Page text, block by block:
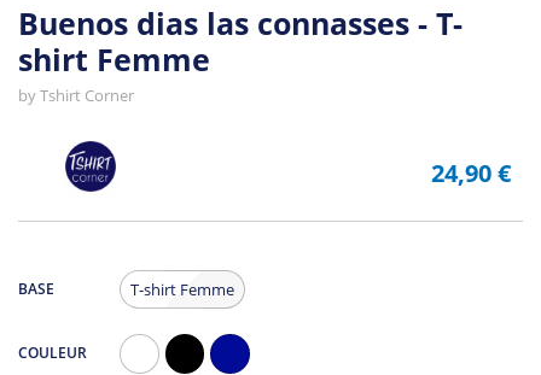
Buenos dias las connasses - T-
shirt Femme
byTshirt Corner
24,90 €
BASE T-shirt Femme
COULEUR